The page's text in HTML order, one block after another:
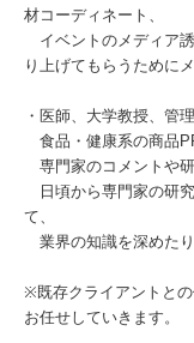
材コーディネート、
イベントのメディア
り上げてもらうために
・医師、大学教授、管
食品・健康系の商品
専門家のコメントや研
日頃から専門家の研
て、
業界の知識を深めた
※既存クライアントと
お任せしていきます。